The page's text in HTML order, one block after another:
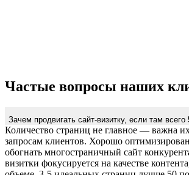
Частые вопросы наших
Зачем продвигать сайт-визитку, если там всего
Количество страниц не главное — важна
запросам клиентов. Хорошо
обогнать многостраничный сайт
визитки фокусируется на качестве